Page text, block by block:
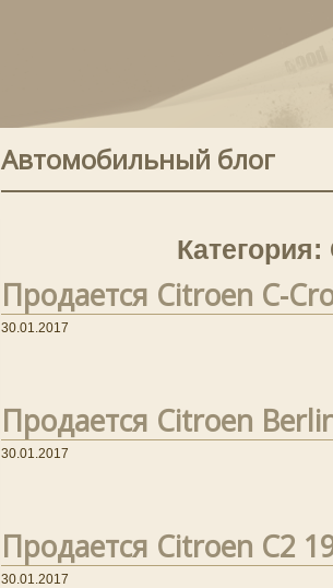
Автомобильный блог
Продается Citroen C-
30.01.2017
Продается Citroen
30.01.2017
Продается Citroen C2
30.01.2017